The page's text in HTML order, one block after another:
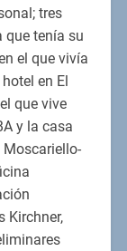
tres
que tenía su
el que vivía
en El
que vive
y la casa
Moscariello-
Kirchner,